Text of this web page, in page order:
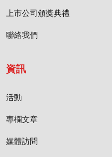
上市公司頒獎典禮
聯絡我們
資訊
活動
專欄文章
媒體訪問